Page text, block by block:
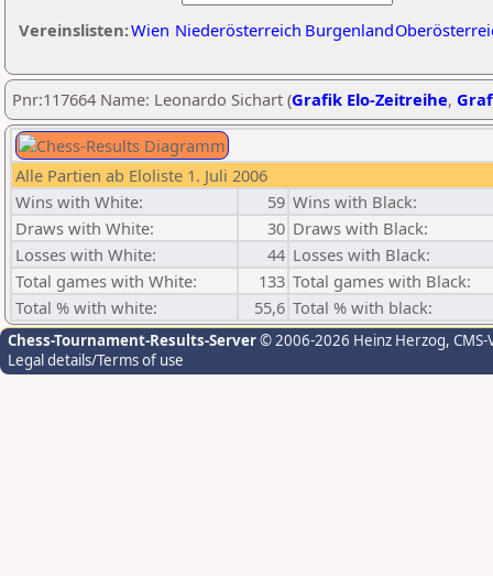
Vereinslisten:Wien Niederösterreich Burgenland
Pnr:117664 Name: Leonardo Sichart (Grafik Elo-Zeitreihe,
Alle Partien ab Eloliste 1. Juli 2006
Wins with White:
59 Wins with Black:
Draws with White:
30 Draws with Black:
Losses with White:
44 Losses with Black:
Total games with White:
133 Total games with Black:
Total % with white:
55,6 Total % with black:
Chess-Tournament-Results-Server© 2006-2026 Heinz Herzog,
Legal details/Terms of use